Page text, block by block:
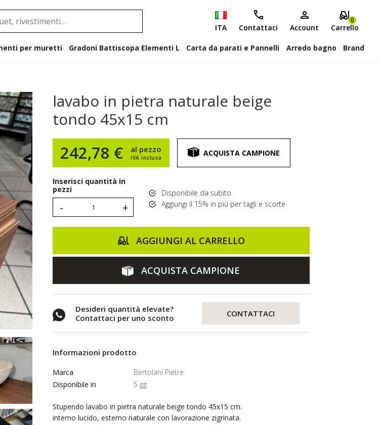
ITA Contattaci Account
0
Carrello
per muretti Gradoni Battiscopa Elementi L Carta da parati e Pannelli Arredo bagno Brand
lavabo in pietra naturale beige
tondo 45x15 cm
242,78 € IVA inclusa
al pezzo ACQUISTA CAMPIONE
Inserisci quantità in
pezzi
- +
Disponibile da subito
Aggiungi il 15% in più per tagli e scorte
AGGIUNGI AL CARRELLO
ACQUISTA CAMPIONE
Desideri quantità elevate?
Contattaci per uno sconto
CONTATTACI
Informazioni prodotto
Marca
Bertolani Pietre
Disponibile in
5 gg
Stupendo lavabo in pietra naturale beige tondo 45x15 cm.
interno lucido, esterno naturale con lavorazione zigrinata.